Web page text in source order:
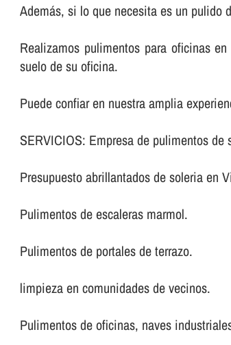
Además, si lo que necesita es un pulido
Realizamos pulimentos para oficinas
suelo de su oficina.
Puede confiar en nuestra amplia
SERVICIOS: Empresa de pulimentos de
Presupuesto abrillantados de soleria en
Pulimentos de escaleras marmol.
Pulimentos de portales de terrazo.
limpieza en comunidades de vecinos.
Pulimentos de oficinas, naves